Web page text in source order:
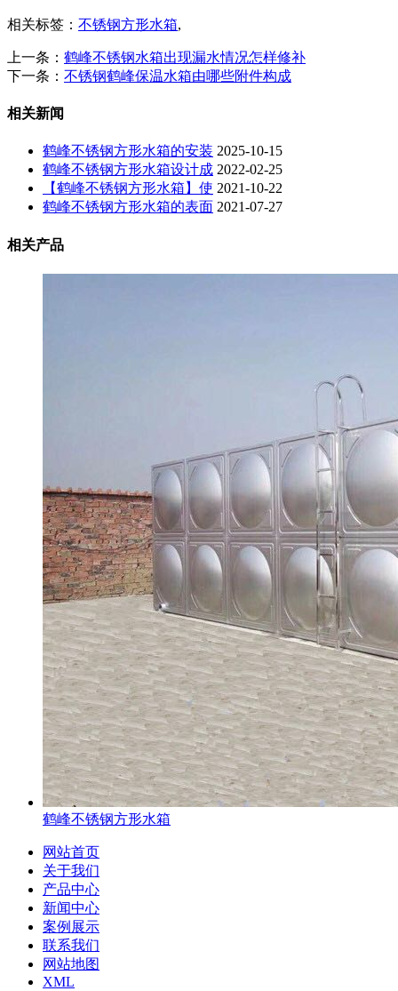
相关标签： 不锈钢方形水箱,
上一条： 鹤峰不锈钢水箱出现漏水情况怎样修补
下一条： 不锈钢鹤峰保温水箱由哪些附件构成
相关新闻
鹤峰不锈钢方形水箱的安装 2025-10-15
鹤峰不锈钢方形水箱设计成 2022-02-25
【鹤峰不锈钢方形水箱】使 2021-10-22
鹤峰不锈钢方形水箱的表面 2021-07-27
相关产品
鹤峰不锈钢方形水箱
网站首页
关于我们
产品中心
新闻中心
案例展示
联系我们
网站地图
XML